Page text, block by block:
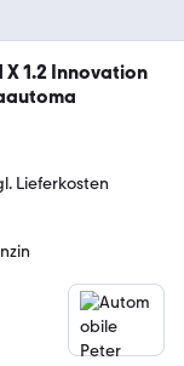
1.2 Innovation
Lieferkosten